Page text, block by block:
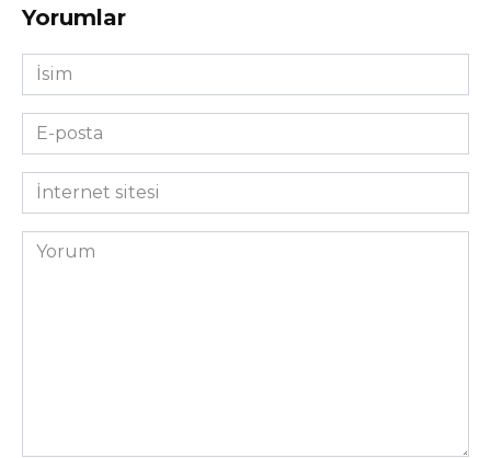
Yorumlar
İsim
*
E-
posta
*İnternet
sitesi
Yorum